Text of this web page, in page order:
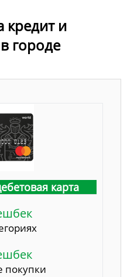
кредит и
городе
карта
покупки